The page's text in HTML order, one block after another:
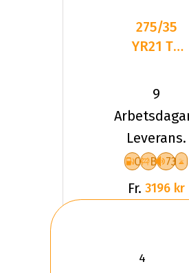
275/35
YR21 TL
ALL SEAS
CONT 2
XL
9
Leverans.
C B 73
Fr. 3196 kr